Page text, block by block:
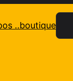
..boutique